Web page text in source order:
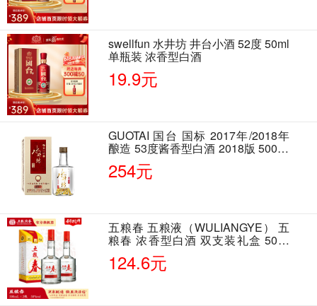
swellfun 水井坊 井台小酒 52度 50ml
单瓶装 浓香型白酒
19.9元
GUOTAI 国台 国标 2017年/2018年
酿造 53度酱香型白酒 2018版 500ml
单瓶装
254元
五粮春 五粮液（WULIANGYE） 五
粮春 浓香型白酒 双支装礼盒 50度
500ml*2瓶 含酒具
124.6元